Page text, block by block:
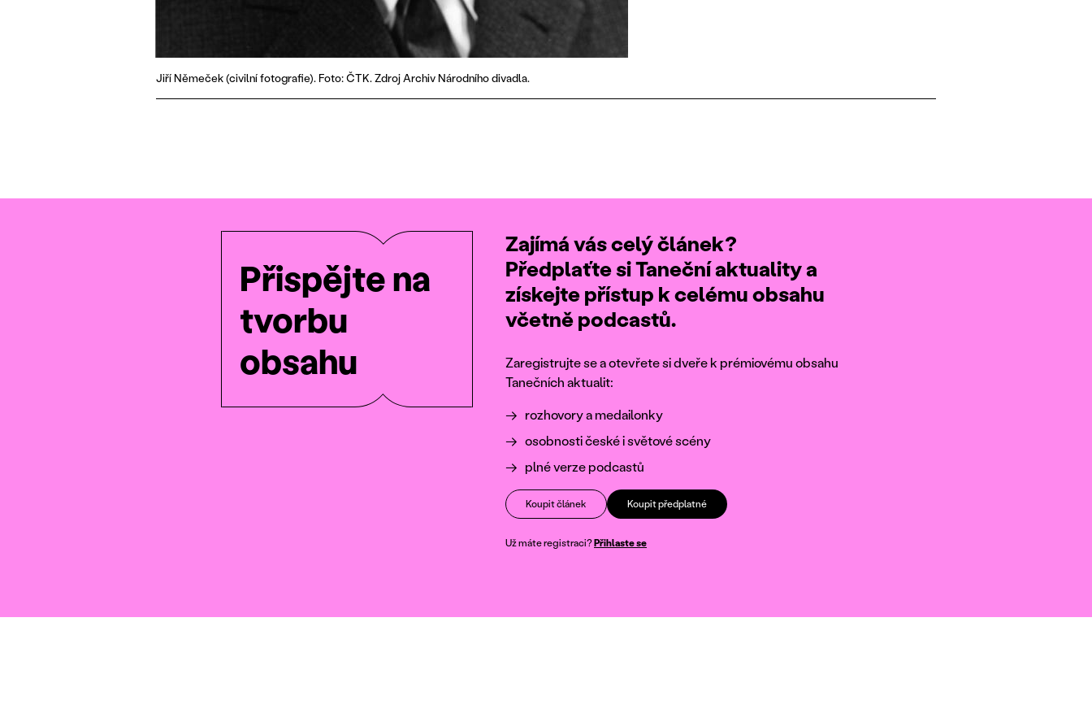
Jiří Němeček (civilní fotografie). Foto: ČTK. Zdroj Archiv Národního divadla.
Přispějte na
tvorbu
obsahu
Zajímá vás celý článek?
Předplaťte si Taneční aktuality a
získejte přístup k celému obsahu
včetně podcastů.
Zaregistrujte se a otevřete si dveře k prémiovému obsahu
Tanečních aktualit:
rozhovory a medailonky
osobnosti české i světové scény
plné verze podcastů
Koupit článek Koupit předplatné
Už máte registraci?Přihlaste se